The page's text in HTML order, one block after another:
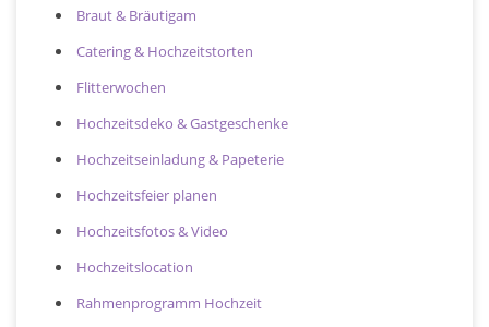
Braut & Bräutigam
Catering & Hochzeitstorten
Flitterwochen
Hochzeitsdeko & Gastgeschenke
Hochzeitseinladung & Papeterie
Hochzeitsfeier planen
Hochzeitsfotos & Video
Hochzeitslocation
Rahmenprogramm Hochzeit